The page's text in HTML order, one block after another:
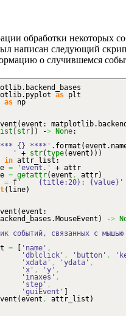
обработки некоторых
написан следующий
о случившемся
backend_bases
pyplot as plt
as np
(event: matplotlib.
str ) -> None:
{} ****' . format (event.
' + str(type(event ) ) )
in attr_list:
= 'event.'
+ attr
= getattr(event , attr)
= f ' {title:20}: {value}'
( line)
(event:
. MouseEvent ) ->
событий, связанных с мышью
= 'name' ,
'dblclick' , 'button' ,
'xdata' , 'ydata' ,
'x' , 'y' ,
'inaxes' ,
'step' ,
'guiEvent'
(event , attr_list )